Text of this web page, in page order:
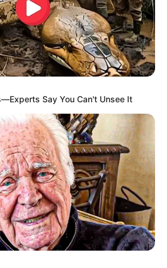
ACS e ACE cobre pessoalmente o
seus estados à PEC 14, utilizando redes
para pressionar pela votação final.
Receber
Say You Can't Unsee It